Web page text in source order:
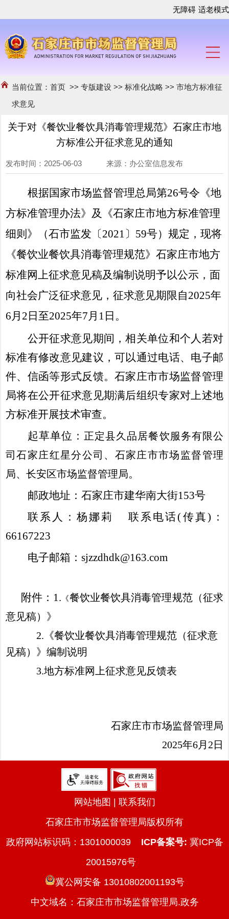
无障碍 适老模式
当前位置：首页 >>专版建设 >>标准化战略 >>市地方标准征
求意见
关于对《餐饮业餐饮具消毒管理规范》石家庄市地
方标准公开征求意见的通知
发布时间：2025-06-03 来源：办公室信息发布
根据国家市场监督管理总局第26号令《地
方标准管理办法》 及
《石家庄市地方标准管理
细则》（石市监发〔2021〕59号）规定，现将
《餐饮业餐饮具消毒管理规范》石家庄市地方
标准网上征求意见稿及编制说明予以公示，面
向社会广泛征求意见，征求意见期限自2025年
6月 2 日至2025年7月 1 日。
公开征求意见期间，相关单位和个人若对
标准有修改意见建议，可以通过电话、电子邮
件、信函等形式反馈。石家庄市市场监督管理
局将在公开征求意见期满后组织专家对上述地
方标准开展技术审查。
起草单位： 正定县久品居餐饮服务有限公
司石家庄红星分公司、石家庄市市场监督管理
局、长安区市场监督管理局。
邮政地址：石家庄市建华南大街153号
联系人：杨娜莉 联系电话(传真) ：
66167223
电子邮箱： sjzzdhdk@163.com
附件： 1. 《餐饮业餐饮具消毒管理规范（征求
意见稿）》
2. 《餐饮业餐饮具消毒管理规范（征求意
见稿）》编制说明
3.地方标准网上征求意见反馈表
石家庄市市场监督管理局
2025年6月2日